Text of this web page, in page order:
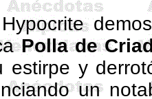
Hypocrite
Polla de
estirpe y
un